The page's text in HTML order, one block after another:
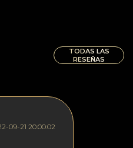
TODAS LAS
RESEÑAS
09-21 20:00:02